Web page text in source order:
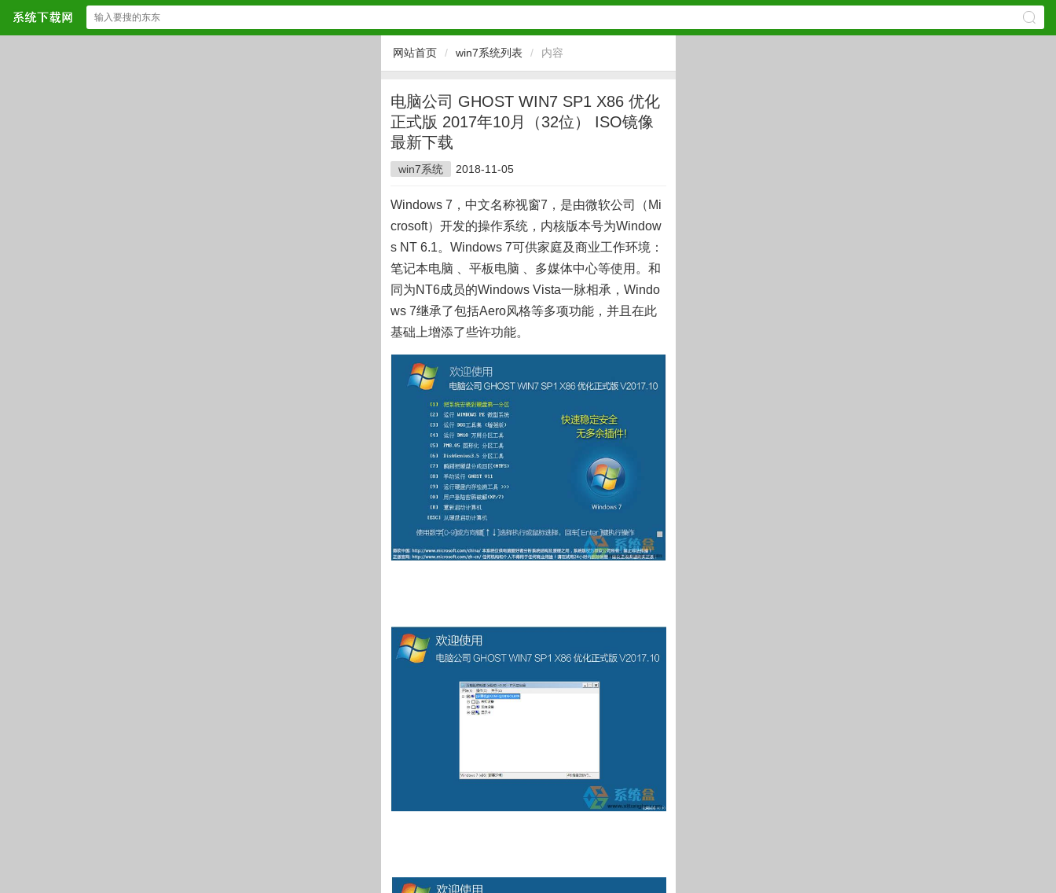
网站首页 / win7系统列表 / 内容
电脑公司 GHOST WIN7 SP1 X86 优化
正式版 2017年10月（32位） ISO镜像
最新下载
win7系统 2018-11-05
Windows 7，中文名称视窗7，是由微软公司（Mi
crosoft）开发的操作系统，内核版本号为Window
s NT 6.1。Windows 7可供家庭及商业工作环境：
笔记本电脑 、平板电脑 、多媒体中心等使用。和
同为NT6成员的Windows Vista一脉相承，Windo
ws 7继承了包括Aero风格等多项功能，并且在此
基础上增添了些许功能。